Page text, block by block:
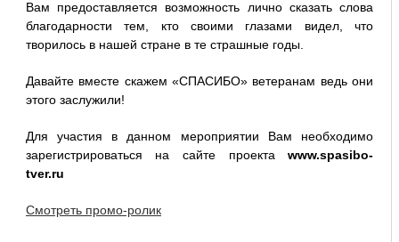
Вам предоставляется возможность лично сказать слова
благодарности тем, кто своими глазами видел, что
творилось в нашей стране в те страшные годы.
Давайте вместе скажем «СПАСИБО» ветеранам ведь они
этого заслужили!
Для участия в данном мероприятии Вам необходимо
зарегистрироваться на сайте проектаwww.spasibo-
tver.ru
Смотреть промо-ролик